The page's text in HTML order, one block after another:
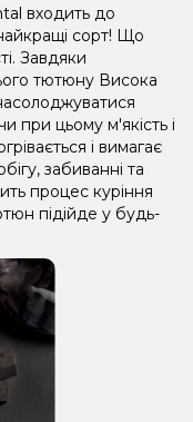
входить до
сорт! Що
Завдяки
тютюну Висока
при цьому м'якість і
і вимагає
забиванні та
процес куріння
підійде у будь-